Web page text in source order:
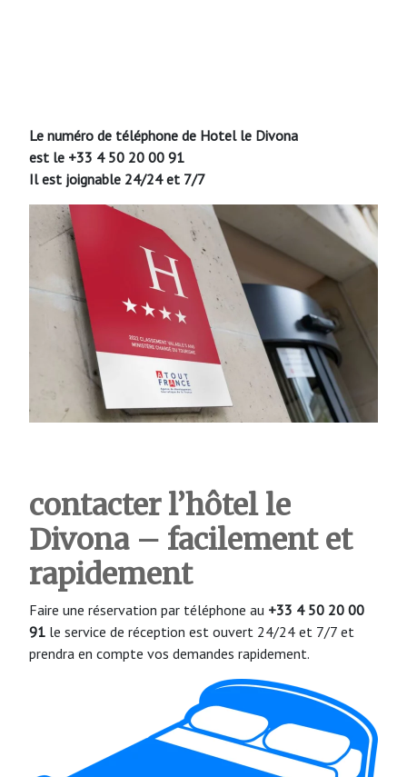
Le numéro de téléphone de Hotel le Divona
est le +33 4 50 20 00 91
Il est joignable 24/24 et 7/7
contacter l’hôtel le
Divona – facilement et
rapidement
Faire une réservation par téléphone au +33 4 50 20 00
91 le service de réception est ouvert 24/24 et 7/7 et
prendra en compte vos demandes rapidement.